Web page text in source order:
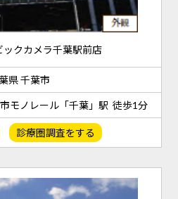
ックカメラ千葉駅前店
県 千葉市
モノレール「千葉」駅 徒歩1分
診療圏調査をする